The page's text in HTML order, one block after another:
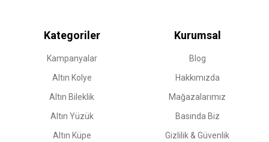
Kategoriler
Kampanyalar
Altın Kolye
Altın Bileklik
Altın Yüzük
Altın Küpe
Kurumsal
Blog
Hakkımızda
Mağazalarımız
Basında Biz
Gizlilik & Güvenlik